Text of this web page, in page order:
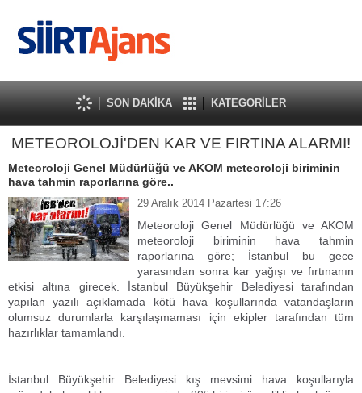
SON DAKİKA KATEGORİLER
METEOROLOJİ'DEN KAR VE FIRTINA ALARMI!
Meteoroloji Genel Müdürlüğü ve AKOM meteoroloji biriminin
hava tahmin raporlarına göre..
29 Aralık 2014 Pazartesi 17:26
Meteoroloji Genel Müdürlüğü ve AKOM
meteoroloji biriminin hava tahmin
raporlarına göre; İstanbul bu gece
yarasından sonra kar yağışı ve fırtınanın
etkisi altına girecek. İstanbul Büyükşehir Belediyesi tarafından
yapılan yazılı açıklamada kötü hava koşullarında vatandaşların
olumsuz durumlarla karşılaşmaması için ekipler tarafından tüm
hazırlıklar tamamlandı.
İstanbul Büyükşehir Belediyesi kış mevsimi hava koşullarıyla